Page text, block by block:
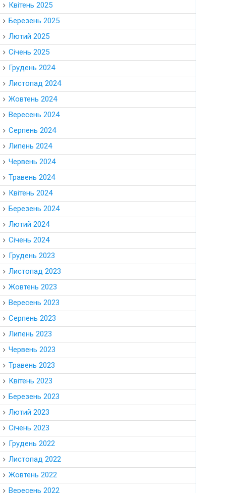
Квітень 2025
Березень 2025
Лютий 2025
Січень 2025
Грудень 2024
Листопад 2024
Жовтень 2024
Вересень 2024
Серпень 2024
Липень 2024
Червень 2024
Травень 2024
Квітень 2024
Березень 2024
Лютий 2024
Січень 2024
Грудень 2023
Листопад 2023
Жовтень 2023
Вересень 2023
Серпень 2023
Липень 2023
Червень 2023
Травень 2023
Квітень 2023
Березень 2023
Лютий 2023
Січень 2023
Грудень 2022
Листопад 2022
Жовтень 2022
Вересень 2022